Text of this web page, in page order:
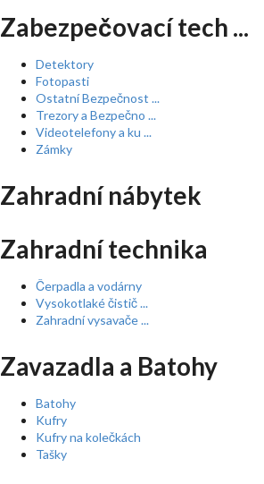
Zabezpečovací tech ...
Detektory
Fotopasti
Ostatní Bezpečnost ...
Trezory a Bezpečno ...
Videotelefony a ku ...
Zámky
Zahradní nábytek
Zahradní technika
Čerpadla a vodárny
Vysokotlaké čistič ...
Zahradní vysavače ...
Zavazadla a Batohy
Batohy
Kufry
Kufry na kolečkách
Tašky